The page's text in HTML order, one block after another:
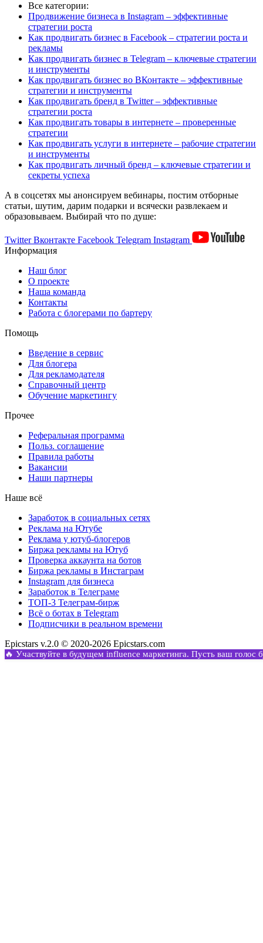
Все категории:
Продвижение бизнеса в Instagram – эффективные
стратегии роста
Как продвигать бизнес в Facebook – стратегии роста и
рекламы
Как продвигать бизнес в Telegram – ключевые стратегии
и инструменты
Как продвигать бизнес во ВКонтакте – эффективные
стратегии и инструменты
Как продвигать бренд в Twitter – эффективные
стратегии роста
Как продвигать товары в интернете – проверенные
стратегии
Как продвигать услуги в интернете – рабочие стратегии
и инструменты
Как продвигать личный бренд – ключевые стратегии и
секреты успеха
А в соцсетях мы анонсируем вебинары, постим отборные
статьи, шутим, дарим подарки и всячески развлекаем и
образовываем. Выбирай что по душе:
TwitterВконтакте Facebook Telegram Instagram
Информация
Наш блог
О проекте
Наша команда
Контакты
Работа с блогерами по бартеру
Помощь
Введение в сервис
Для блогера
Для рекламодателя
Справочный центр
Обучение маркетингу
Прочее
Реферальная программа
Польз. соглашение
Правила работы
Вакансии
Наши партнеры
Наше всё
Заработок в социальных сетях
Реклама на Ютубе
Реклама у ютуб-блогеров
Биржа рекламы на Ютуб
Проверка аккаунта на ботов
Биржа рекламы в Инстаграм
Instagram для бизнеса
Заработок в Телеграме
ТОП-3 Телеграм-бирж
Всё о ботах в Telegram
Подписчики в реальном времени
Epicstars v.2.0 © 2020-2026 Epicstars.com
🔥 Участвуйте в будущем influence маркетинга. Пусть ваш голос